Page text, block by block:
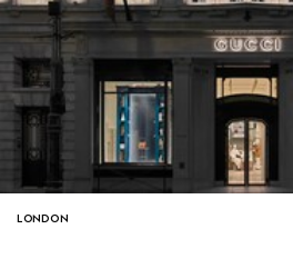
LONDON